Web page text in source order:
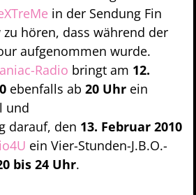
in der Sendung Fin
hören, dass während der
aufgenommen wurde.
Radio bringt am 12.
ebenfalls ab 20 Uhr ein
und
darauf, den 13. Februar 2010
ein Vier-Stunden-J.B.O.-
bis 24 Uhr.